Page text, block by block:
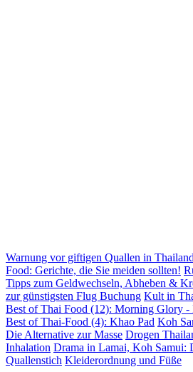
Warnung vor giftigen Quallen in Thailand
Food: Gerichte, die Sie meiden sollten!
Tipps zum Geldwechseln, Abheben &
zur günstigsten Flug Buchung Kult in
Best of Thai Food (12): Morning Glory -
Best of Thai-Food (4): Khao Pad Koh
Die Alternative zur Masse Drogen
Inhalation Drama in Lamai, Koh Samui:
Quallenstich Kleiderordnung und Füße